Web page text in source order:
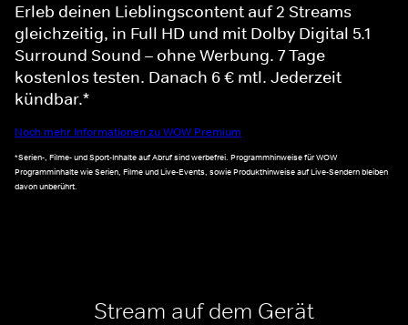
Erleb deinen Lieblingscontent auf 2 Streams
gleichzeitig, in Full HD und mit Dolby Digital 5.1
Surround Sound – ohne Werbung. 7 Tage
kostenlos testen. Danach 6 € mtl. Jederzeit
kündbar.*
Noch mehr Informationen zu WOW Premium
*Serien-, Filme- und Sport-Inhalte auf Abruf sind werbefrei. Programmhinweise für WOW
Programminhalte wie Serien, Filme und Live-Events, sowie Produkthinweise auf Live-Sendern bleiben
davon unberührt.
Stream auf dem Gerät